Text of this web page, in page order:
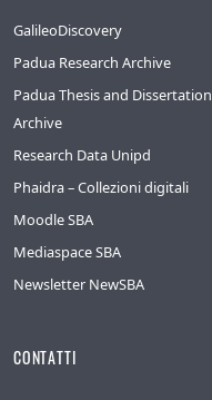
GalileoDiscovery
Padua Research Archive
Padua Thesis and Dissertation
Archive
Research Data Unipd
Phaidra – Collezioni digitali
Moodle SBA
Mediaspace SBA
Newsletter NewSBA
CONTATTI